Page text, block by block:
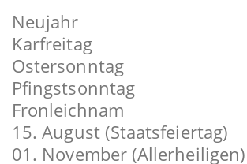
Neujahr
Karfreitag
Ostersonntag
Pfingstsonntag
Fronleichnam
15. August (Staatsfeiertag)
01. November (Allerheiligen)